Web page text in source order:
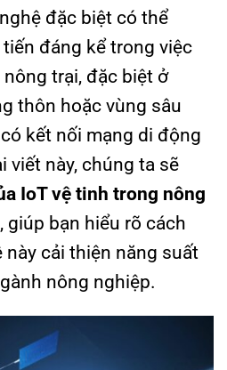
đặc biệt có thể
đáng kể trong việc
trại, đặc biệt ở
thôn hoặc vùng sâu
kết nối mạng di động
viết này, chúng ta sẽ
IoT vệ tinh trong nông
, giúp bạn hiểu rõ cách
cải thiện năng suất
nông nghiệp.